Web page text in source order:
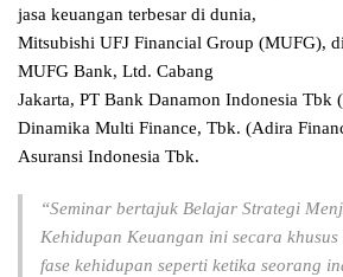
jasa keuangan terbesar di dunia,
Mitsubishi UFJ Financial Group (MUFG),
MUFG Bank, Ltd. Cabang
Jakarta, PT Bank Danamon Indonesia Tbk
Dinamika Multi Finance, Tbk. (Adira
Asuransi Indonesia Tbk.
“Seminar bertajuk Belajar Strategi
Kehidupan Keuangan ini secara
fase kehidupan seperti ketika seorang